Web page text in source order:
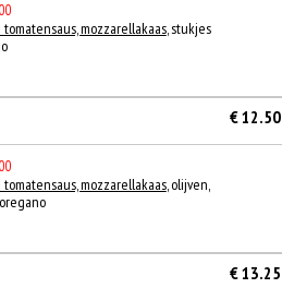
mozzarellakaas, stukjes
€ 12.50
mozzarellakaas, olijven,
€ 13.25